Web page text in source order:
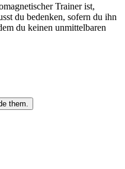
Trainer ist,
du bedenken, sofern du ihn
du keinen unmittelbaren
them.